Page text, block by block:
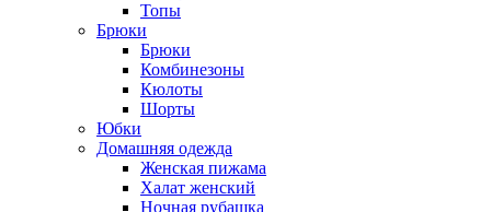
Топы
Брюки
Брюки
Комбинезоны
Кюлоты
Шорты
Юбки
Домашняя одежда
Женская пижама
Халат женский
Ночная рубашка